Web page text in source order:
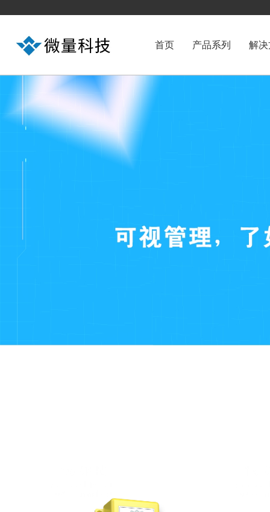
首页 产品系列 解